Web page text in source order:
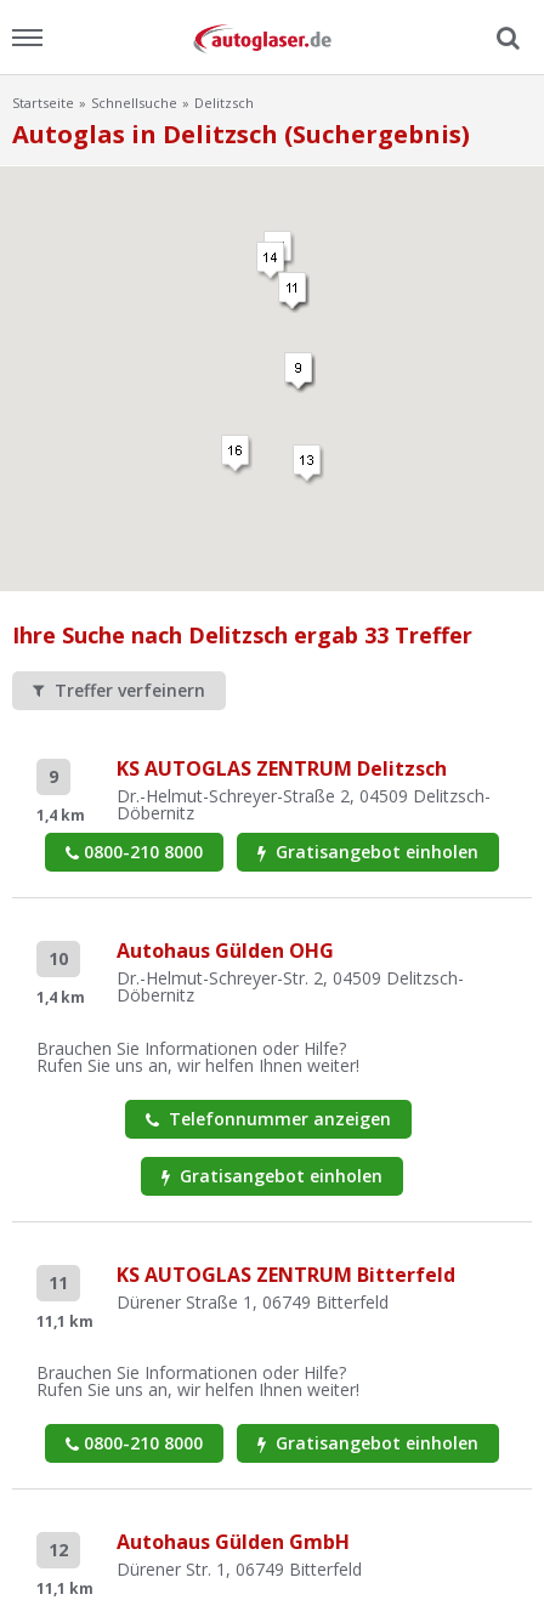
Menu
Home
Werkstatt Login
Startseite Schnellsuche Delitzsch
Autoglas in Delitzsch (Suchergebnis)
Ihre Suche nach Delitzsch ergab 33 Treffer
Treffer verfeinern
9
1,4 km
KS AUTOGLAS ZENTRUM Delitzsch
Dr.-Helmut-Schreyer-Straße 2, 04509 Delitzsch-
Döbernitz
0800-210 8000
Gratisangebot einholen
10
1,4 km
Autohaus Gülden OHG
Dr.-Helmut-Schreyer-Str. 2, 04509 Delitzsch-
Döbernitz
Brauchen Sie Informationen oder Hilfe?
Rufen Sie uns an, wir helfen Ihnen weiter!
Telefonnummer anzeigen
Gratisangebot einholen
11
11,1 km
KS AUTOGLAS ZENTRUM Bitterfeld
Dürener Straße 1, 06749 Bitterfeld
Brauchen Sie Informationen oder Hilfe?
Rufen Sie uns an, wir helfen Ihnen weiter!
0800-210 8000 Gratisangebot einholen
12
11,1 km
Autohaus Gülden GmbH
Dürener Str. 1, 06749 Bitterfeld